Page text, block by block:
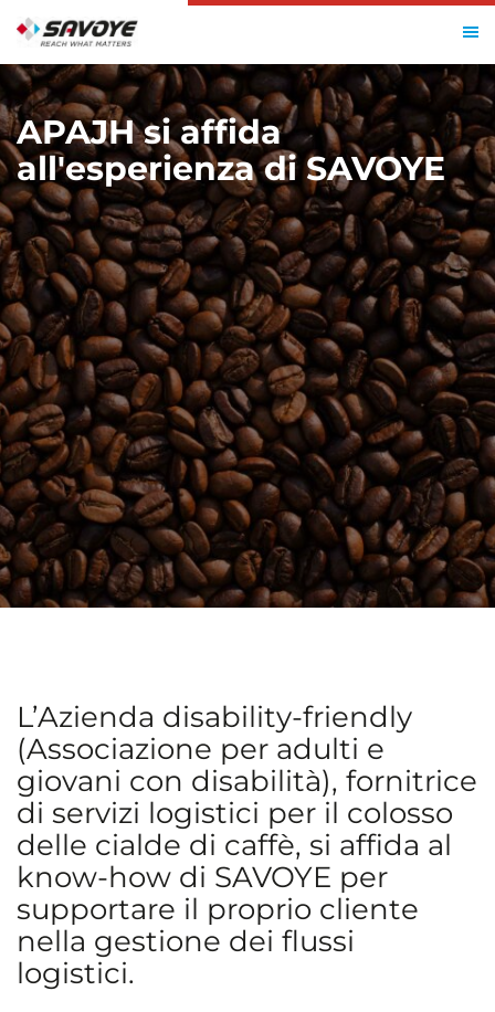
APAJH si affida
all'esperienza di SAVOYE
L’Azienda disability-friendly
(Associazione per adulti e
giovani con disabilità), fornitrice
di servizi logistici per il colosso
delle cialde di caffè, si affida al
know-how di SAVOYE per
supportare il proprio cliente
nella gestione dei flussi
logistici.